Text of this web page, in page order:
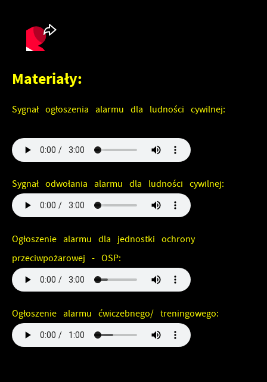
Materiały:
Sygnał ogłoszenia alarmu dla ludności cywilnej:
Sygnał odwołania alarmu dla ludności cywilnej:
Ogłoszenie alarmu dla jednostki ochrony
przeciwpożarowej - OSP:
Ogłoszenie alarmu ćwiczebnego/ treningowego: